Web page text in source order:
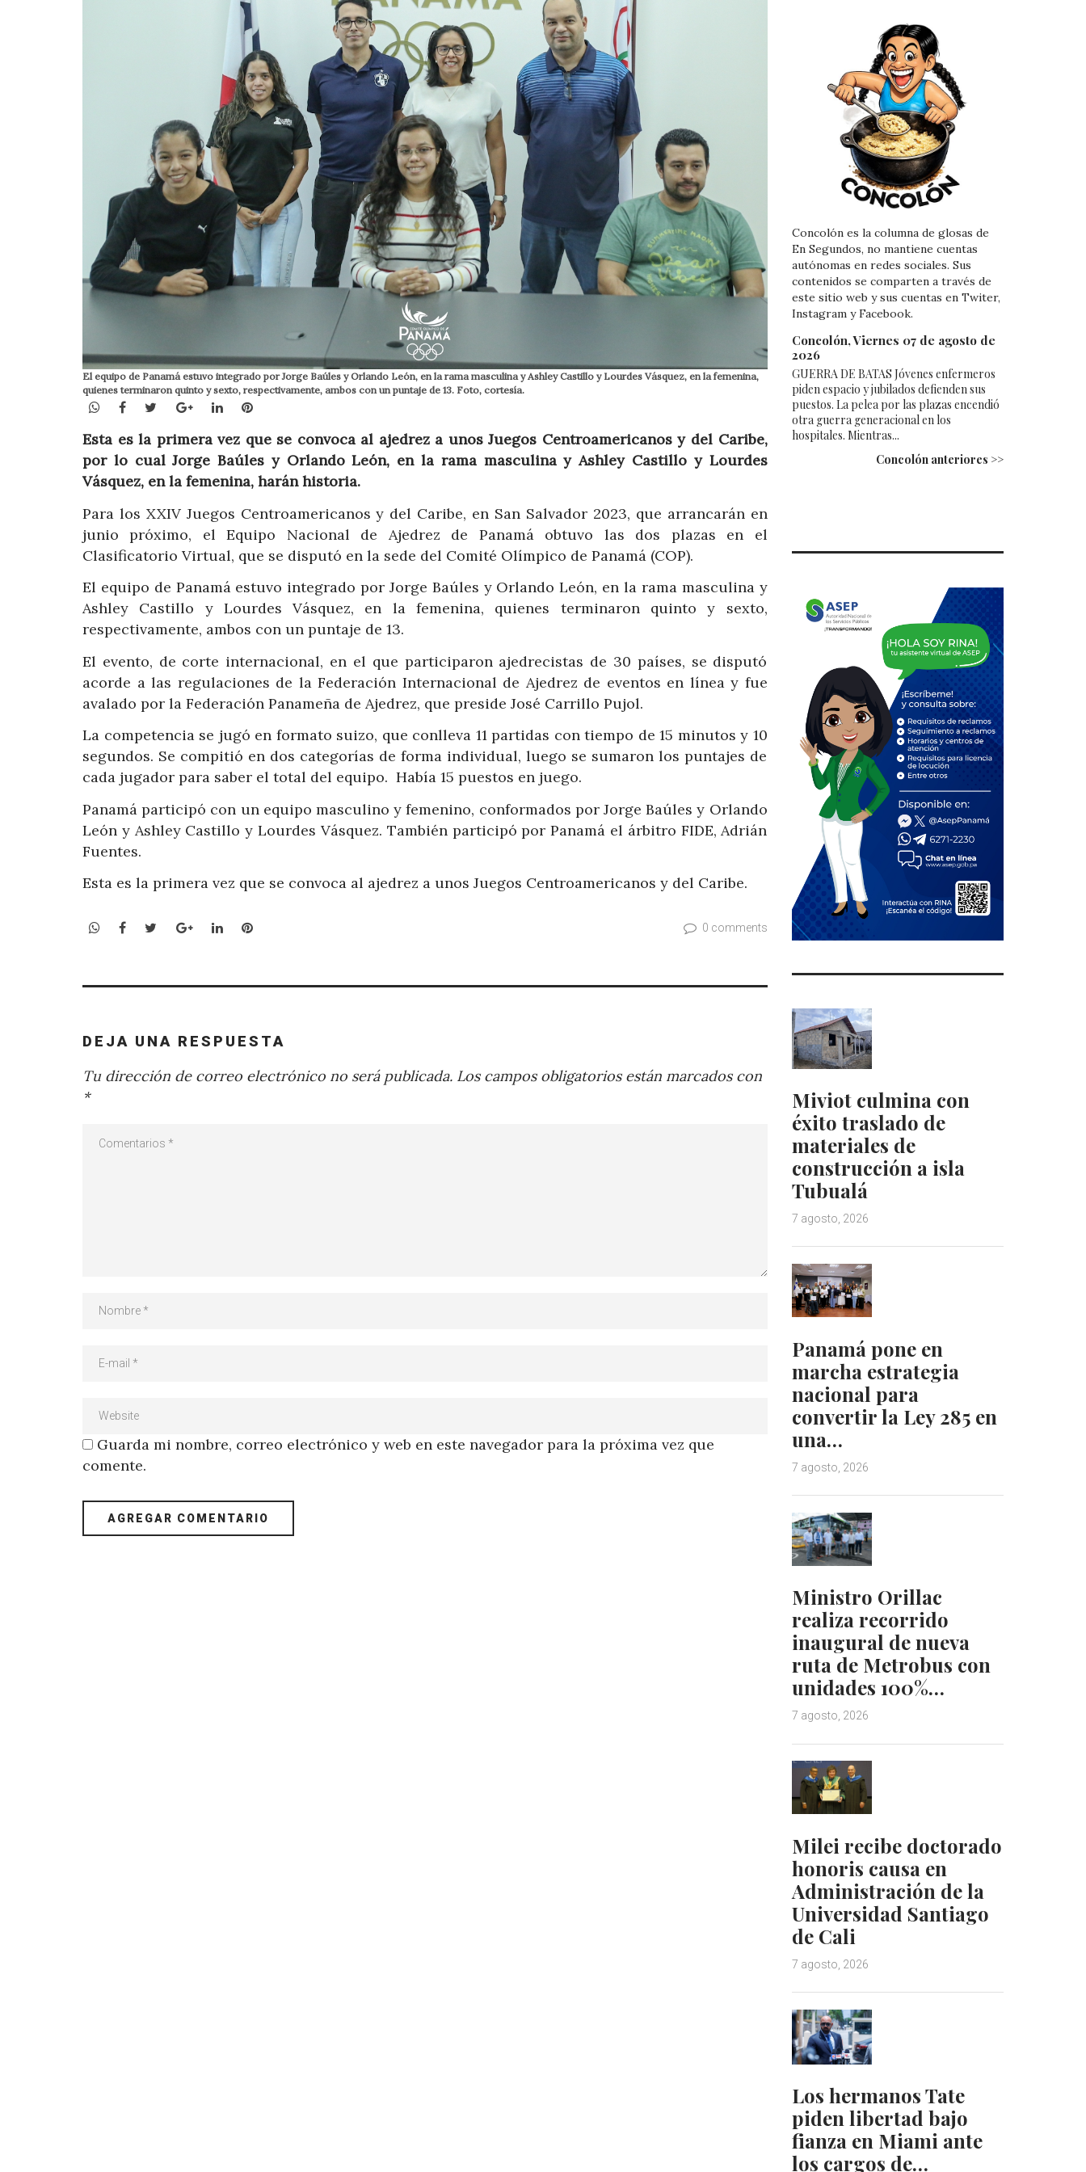
El equipo de Panamá estuvo integrado por Jorge Baúles y Orlando León, en la rama masculina y Ashley Castillo y Lourdes Vásquez, en la femenina,
quienes terminaron quinto y sexto, respectivamente, ambos con un puntaje de 13. Foto, cortesía.
WhatsApp
Facebook
TwitterGoogle+LinkedInPinterest
Esta es la primera vez que se convoca al ajedrez a unos Juegos Centroamericanos y del Caribe,
por lo cual Jorge Baúles y Orlando León, en la rama masculina y Ashley Castillo y Lourdes
Vásquez, en la femenina, harán historia.
Para los XXIV Juegos Centroamericanos y del Caribe, en San Salvador 2023, que arrancarán en
junio próximo, el Equipo Nacional de Ajedrez de Panamá obtuvo las dos plazas en el
Clasificatorio Virtual, que se disputó en la sede del Comité Olímpico de Panamá (COP).
El equipo de Panamá estuvo integrado por Jorge Baúles y Orlando León, en la rama masculina y
Ashley Castillo y Lourdes Vásquez, en la femenina, quienes terminaron quinto y sexto,
respectivamente, ambos con un puntaje de 13.
El evento, de corte internacional, en el que participaron ajedrecistas de 30 países, se disputó
acorde a las regulaciones de la Federación Internacional de Ajedrez de eventos en línea y fue
avalado por la Federación Panameña de Ajedrez, que preside José Carrillo Pujol.
La competencia se jugó en formato suizo, que conlleva 11 partidas con tiempo de 15 minutos y 10
segundos. Se compitió en dos categorías de forma individual, luego se sumaron los puntajes de
cada jugador para saber el total del equipo. Había 15 puestos en juego.
Panamá participó con un equipo masculino y femenino, conformados por Jorge Baúles y Orlando
León y Ashley Castillo y Lourdes Vásquez. También participó por Panamá el árbitro FIDE, Adrián
Fuentes.
Esta es la primera vez que se convoca al ajedrez a unos Juegos Centroamericanos y del Caribe.
WhatsApp
Facebook
TwitterGoogle+LinkedInPinterest 0 comments
DEJA UNA RESPUESTA
Tu dirección de correo electrónico no será publicada. Los campos obligatorios están marcados con
*
Guarda mi nombre, correo electrónico y web en este navegador para la próxima vez que
comente.
Concolón es la columna de glosas de
En Segundos, no mantiene cuentas
autónomas en redes sociales. Sus
contenidos se comparten a través de
este sitio web y sus cuentas en Twiter,
Instagram y Facebook.
Concolón, Viernes 07 de agosto de
2026
GUERRA DE BATAS Jóvenes enfermeros
piden espacio y jubilados defienden sus
puestos. La pelea por las plazas encendió
otra guerra generacional en los
hospitales. Mientras...
Concolón anteriores >>
Miviot culmina con
éxito traslado de
materiales de
construcción a isla
Tubualá
7 agosto, 2026
Panamá pone en
marcha estrategia
nacional para
convertir la Ley 285 en
una…
7 agosto, 2026
Ministro Orillac
realiza recorrido
inaugural de nueva
ruta de Metrobus con
unidades 100%…
7 agosto, 2026
Milei recibe doctorado
honoris causa en
Administración de la
Universidad Santiago
de Cali
7 agosto, 2026
Los hermanos Tate
piden libertad bajo
fianza en Miami ante
los cargos de…